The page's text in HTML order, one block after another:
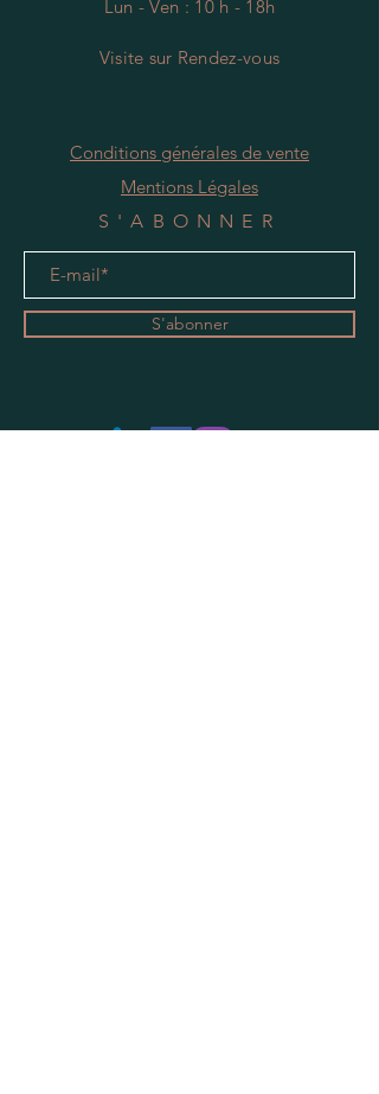
Lun - Ven : 10 h - 18h
Visite sur Rendez-vous
Conditions générales de vente
Mentions Légales
S'ABONNER
S'abonner